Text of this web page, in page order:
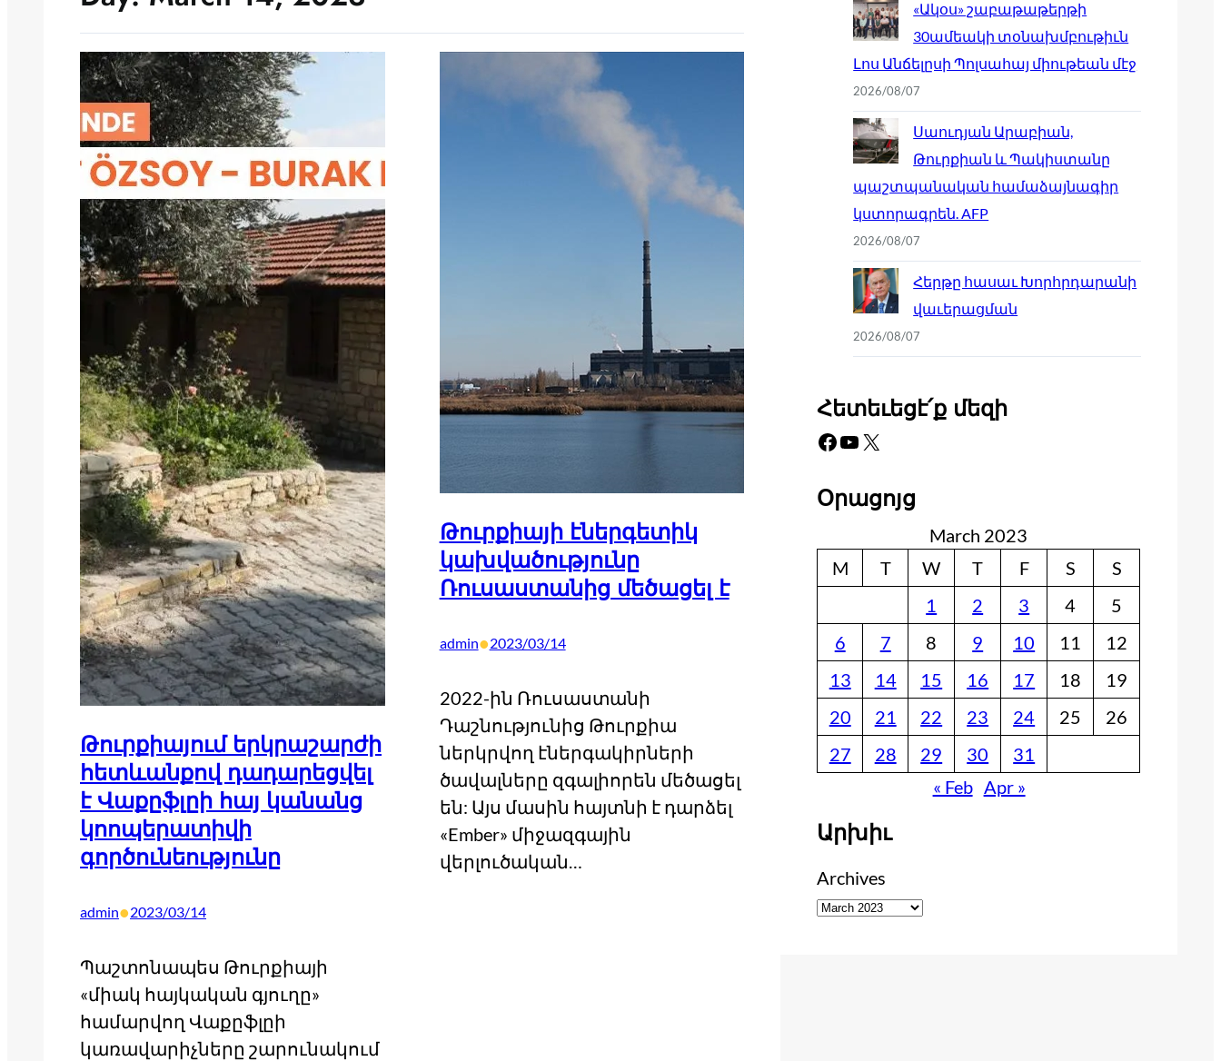
Թուրքիայում երկրաշարժի
հետևանքով դադարեցվել
է Վաքըֆլըի հայ կանանց
կոոպերատիվի
գործունեությունը
admin•2023/03/14
Պաշտոնապես Թուրքիայի
«միակ հայկական գյուղը»
համարվող Վաքըֆլըի
կառավարիչները շարունակում
Թուրքիայի էներգետիկ
կախվածությունը
Ռուսաստանից մեծացել է
admin•2023/03/14
2022-ին Ռուսաստանի
Դաշնությունից Թուրքիա
ներկրվող էներգակիրների
ծավալները զգալիորեն մեծացել
են: Այս մասին հայտնի է դարձել
«Ember» միջազգային
վերլուծական…
«Ակօս» շաբաթաթերթի
30ամեակի տօնախմբութիւն
Լոս Անճելըսի Պոլսահայ միութեան մէջ
2026/08/07
Սաուդյան Արաբիան,
Թուրքիան և Պակիստանը
պաշտպանական համաձայնագիր
կստորագրեն. AFP
2026/08/07
Հերթը հասաւ Խորհրդարանի
վաւերացման
2026/08/07
Հետեւեցէ՛ք մեզի
Facebook YouTube X
Օրացոյց
March 2023
M
T W T F S
S
1
2 3 4
5
6
7 8 9 10 11
12
13
14 15 16 17 18
19
20
21 22 23 24 25
26
27
28 29 30
31
« Feb Apr »
Արխիւ
Archives